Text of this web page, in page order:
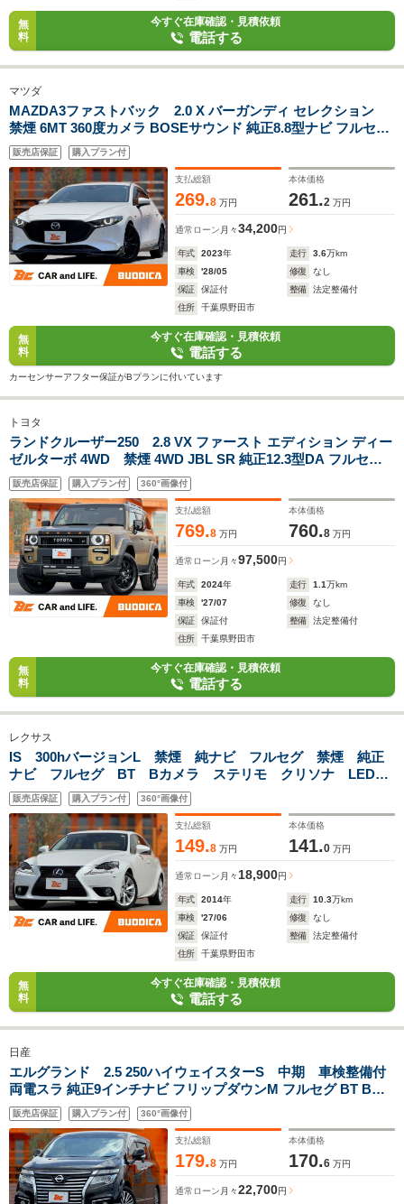
無
料
今すぐ在庫確認・見積依頼
電話する
マツダ
MAZDA3ファストバック 2.0 X バーガンディ セレクション
禁煙 6MT 360度カメラ BOSEサウンド 純正8.8型ナビ フルセグ
BT レーダークルーズ BSM パワーシート シートメモリー シー
トヒーター 革巻きステア ステアヒーター ETC2.0 純正18インチ
AW
販売店保証 購入プラン付
支払総額
269.8 万円
本体価格
261.2 万円
通常ローン 月々34,200円
年式 2023年 走行 3.6万km
車検
'28/05 修復
なし
保証
保証付 整備
法定整備付
住所
千葉県野田市
無
料
今すぐ在庫確認・見積依頼
電話する
カーセンサーアフター保証がBプランに付いています
トヨタ
ランドクルーザー250 2.8 VX ファースト エディション ディー
ゼルターボ 4WD 禁煙 4WD JBL SR 純正12.3型DA フルセグ
パノラミックビューM Tチームメイト LEDヘッド Sセンス BSM
ETC ルーフレール パドルシフト Dインナーミラー クリソナ P
バックドア 純正18インチAW
販売店保証 購入プラン付 360°画像付
支払総額
769.8 万円
本体価格
760.8 万円
通常ローン 月々97,500円
年式 2024年 走行 1.1万km
車検
'27/07 修復
なし
保証
保証付 整備
法定整備付
住所
千葉県野田市
無
料
今すぐ在庫確認・見積依頼
電話する
レクサス
IS 300hバージョンL 禁煙 純ナビ フルセグ 禁煙 純正
ナビ フルセグ BT Bカメラ ステリモ クリソナ LEDヘ
ッド ドラレコ 革シート シートヒーター ハンドルヒータ
ー Aライト ワイパーデアイサー サイドカメラ パドルシ
フト 純正17インチAW
販売店保証 購入プラン付 360°画像付
支払総額
149.8 万円
本体価格
141.0 万円
通常ローン 月々 18,900円
年式 2014年 走行 10.3万km
車検
'27/06 修復
なし
保証
保証付 整備
法定整備付
住所
千葉県野田市
無
料
今すぐ在庫確認・見積依頼
電話する
日産
エルグランド 2.5 250ハイウェイスターS 中期 車検整備付
両電スラ 純正9インチナビ フリップダウンM フルセグ BT Bカ
メラ クルコン LEDヘッド Aライト 合皮コンビシート オットマ
ン 革巻きステア インテリキー 横滑り防止 純正18インチAW
12Vソケ
販売店保証 購入プラン付 360°画像付
支払総額
179.8 万円
本体価格
170.6 万円
通常ローン 月々22,700円